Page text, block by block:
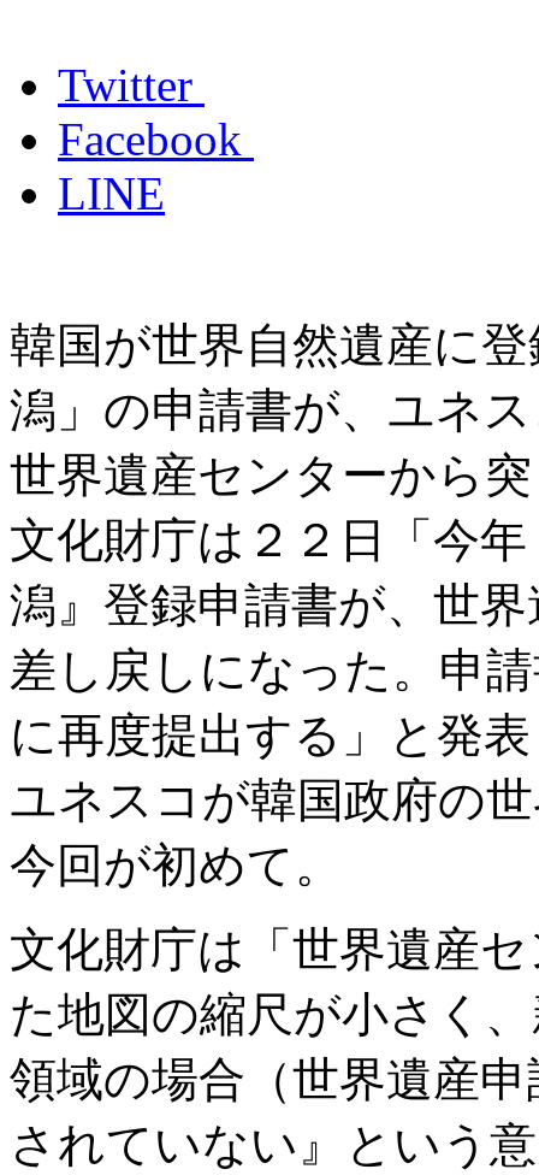
Twitter
Facebook
LINE
韓国が世界自然遺産に
潟」の申請書が、ユネ
世界遺産センターから
文化財庁は２２日「今
潟』登録申請書が、世
差し戻しになった。申
に再度提出する」と発
ユネスコが韓国政府の
今回が初めて。
文化財庁は「世界遺産
た地図の縮尺が小さく
領域の場合（世界遺産
されていない』という